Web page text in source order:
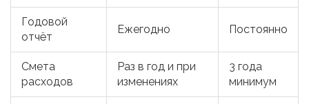
Годовой
отчёт
Ежегодно Постоянно
Смета
расходов
Раз в год и при
изменениях
3 года
минимум